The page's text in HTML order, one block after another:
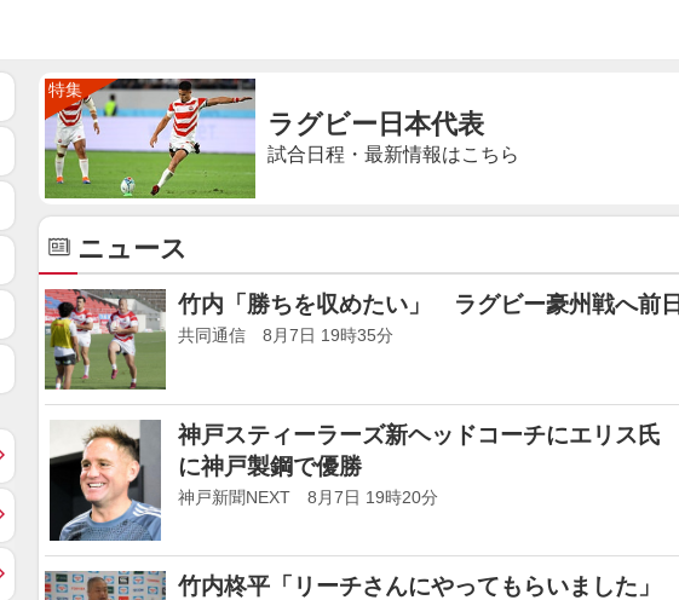
ラグビー日本代表
試合日程・最新情報はこちら
ニュース
竹内「勝ちを収めたい」 ラグビー豪州戦へ前
共同通信 8月7日 19時35分
神戸スティーラーズ新ヘッドコーチにエリス
に神戸製鋼で優勝
神戸新聞NEXT 8月7日 19時20分
竹内柊平「リーチさんにやってもらいました